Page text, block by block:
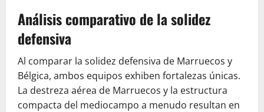
Análisis comparativo de la solidez
defensiva
Al comparar la solidez defensiva de Marruecos y
Bélgica, ambos equipos exhiben fortalezas únicas.
La destreza aérea de Marruecos y la estructura
compacta del mediocampo a menudo resultan en